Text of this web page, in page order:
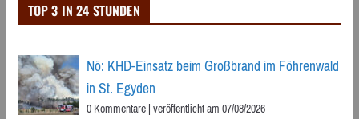
TOP 3 IN 24 STUNDEN
Nö: KHD-Einsatz beim Großbrand im Föhrenwald
in St. Egyden
0 Kommentare|veröffentlicht am 07/08/2026